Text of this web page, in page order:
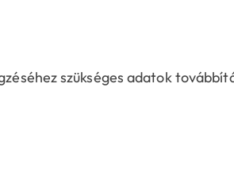
szükséges adatok